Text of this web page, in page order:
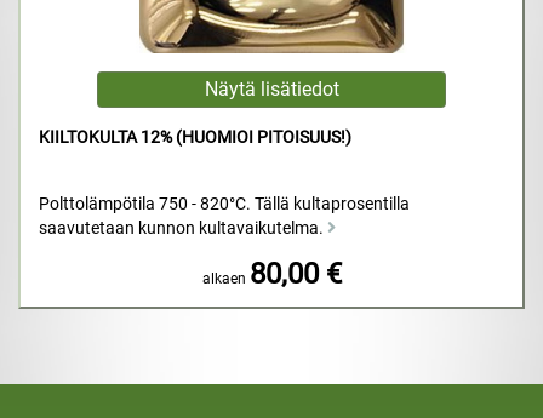
KIILTOKULTA 12% (HUOMIOI PITOISUUS!)
Polttolämpötila 750 - 820°C. Tällä kultaprosentilla
saavutetaan kunnon kultavaikutelma.
alkaen 80,00 €